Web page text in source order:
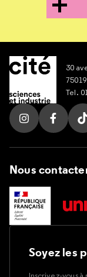
30
Tel.
Suivez nous
Suivez
Nous
Soyez les